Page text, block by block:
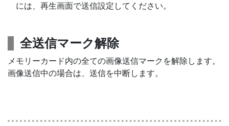
には、再生画面で送信設定してください。
全送信マーク解除
メモリーカード内の全ての画像送信マークを解除します。
画像送信中の場合は、送信を中断します。